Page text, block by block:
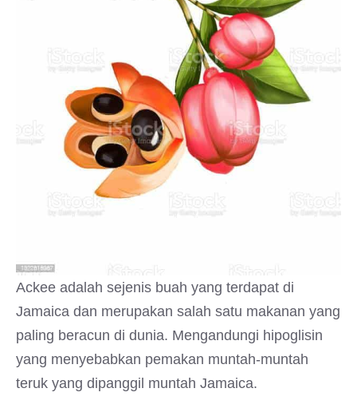
Ackee adalah sejenis buah yang terdapat di
Jamaica dan merupakan salah satu makanan yang
paling beracun di dunia. Mengandungi hipoglisin
yang menyebabkan pemakan muntah-muntah
teruk yang dipanggil muntah Jamaica.